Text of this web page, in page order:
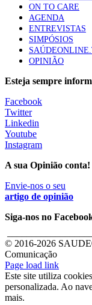
ON TO CARE
AGENDA
ENTREVISTAS
SIMPÓSIOS
OPINIÃO
Esteja sempre
Facebook
Twitter
Linkedin
Youtube
Instagram
A sua Opinião conta!
Envie-nos o seu
artigo de opinião
Siga-nos no
© 2016-2026
Comunicação
Page load link
Este site utiliza
personalizada. Ao
mais.